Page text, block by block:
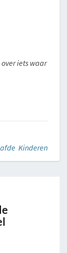
iets waar
Kinderen